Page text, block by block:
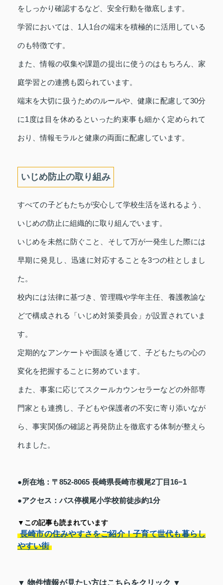
をしっかり確認するなど、安全行動を徹底します。
学習においては、1人1台の端末を積極的に活用している
のも特徴です。
また、情報の収集や課題の提出に使うのはもちろん、家
庭学習との連携も図られています。
端末を大切に扱うためのルールや、健康に配慮して30分
に1度は目を休めるといった約束事も細かく定められて
おり、情報モラルと健康の両面に配慮しています。
いじめ防止の取り組み
すべての子どもたちが安心して学校生活を送れるよう、
いじめの防止に組織的に取り組んでいます。
いじめを未然に防ぐこと、そして万が一発生した際には
早期に発見し、迅速に対応することを3つの柱としまし
た。
校内には法律に基づき、管理職や学年主任、養護教諭な
どで構成される「いじめ対策委員会」が設置されていま
す。
定期的なアンケートや面談を通じて、子どもたちの心の
変化を把握することに努めています。
また、事案に応じてスクールカウンセラーなどの外部専
門家とも連携し、子どもや保護者の不安に寄り添いなが
ら、事実関係の確認と再発防止を徹底する体制が整えら
れました。
●所在地：〒852-8065 長崎県長崎市横尾2丁目16−1
●アクセス：バス停横尾小学校前徒歩約1分
▼この記事も読まれています
長崎市の住みやすさをご紹介！子育て世代も暮らし
やすい街
▼ 物件情報が見たい方はこちらをクリック ▼